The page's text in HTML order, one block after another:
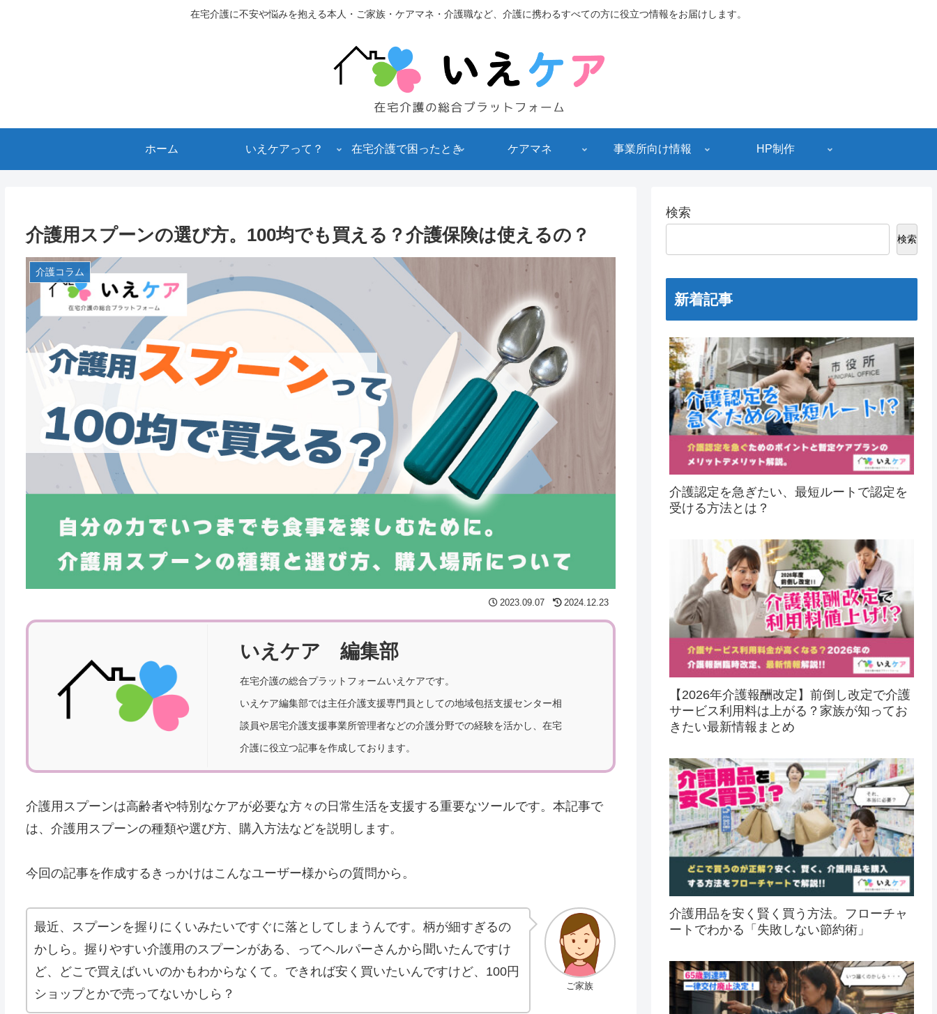
在宅介護に不安や悩みを抱える本人・ご家族・ケアマネ・介護職など、介護に携わるすべての方に役立つ情報をお届けします。
ホーム いえケアって？ 在宅介護で困ったとき ケアマネ 事業所向け情報 HP制作
介護用スプーンの選び方。100均でも買える？介護保険は使えるの？
介護コラム
2023.09.07 2024.12.23
いえケア 編集部
在宅介護の総合プラットフォームいえケアです。
いえケア編集部では主任介護支援専門員としての地域包括支援センター相
談員や居宅介護支援事業所管理者などの介護分野での経験を活かし、在宅
介護に役立つ記事を作成しております。
介護用スプーンは高齢者や特別なケアが必要な方々の日常生活を支援する重要なツールです。本記事で
は、介護用スプーンの種類や選び方、購入方法などを説明します。
今回の記事を作成するきっかけはこんなユーザー様からの質問から。
ご家族
最近、スプーンを握りにくいみたいですぐに落としてしまうんです。柄が細すぎるの
かしら。握りやすい介護用のスプーンがある、ってヘルパーさんから聞いたんですけ
ど、どこで買えばいいのかもわからなくて。できれば安く買いたいんですけど、100円
ショップとかで売ってないかしら？
検索
検索
新着記事
介護認定を急ぎたい、最短ルートで認定を
受ける方法とは？
【2026年介護報酬改定】前倒し改定で介護
サービス利用料は上がる？家族が知ってお
きたい最新情報まとめ
介護用品を安く賢く買う方法。フローチャ
ートでわかる「失敗しない節約術」